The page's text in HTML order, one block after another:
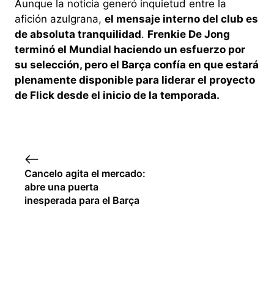
Aunque la noticia generó inquietud entre la
afición azulgrana, el mensaje interno del club es
de absoluta tranquilidad. Frenkie De Jong
terminó el Mundial haciendo un esfuerzo por
su selección, pero el Barça confía en que estará
plenamente disponible para liderar el proyecto
de Flick desde el inicio de la temporada.
Cancelo agita el mercado:
abre una puerta
inesperada para el Barça